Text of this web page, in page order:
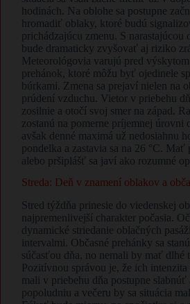
hodinách. Na oblohe sa postupne
hromadiť oblaky, ktoré budú
prichádzajúcu zmenu. S narastajúcou
bude dramaticky zvyšovať aj riziko
Meteorológovia varujú pred
prehánok, ktoré môžu byť ojedinele
búrkami. Zmena sa prejaví nielen na
prúdení vzduchu. Vietor v priebehu
zosilnie a otočí svoj smer na západ.
zostanú na pomerne príjemnej úrovni
avšak denné maximá už nedosiahnu
pondelka a zastavia sa na 26 °C. Mať
alebo pršiplášť sa javí ako rozumné
Streda: Deň v znamení oblakov a
Stred týždňa prinesie do viedenskej
najpremenlivejší charakter počasia.
dynamické striedanie oblačných
intervalmi. Občasné prehánky sa
súčasťou dňa, no nemali by mať dlhé
Pozitívnou správou je, že ich
mali v priebehu dňa postupne slabnúť
popoludniu a večeru by sa situácia